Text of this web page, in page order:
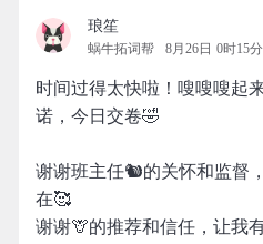
琅笙
蜗牛拓词帮 8月26日 0时15分
时间过得太快啦！嗖嗖嗖起
诺，今日交卷🤣
谢谢班主任🐿️的关怀和监督
在🥰
谢谢🦒的推荐和信任，让我